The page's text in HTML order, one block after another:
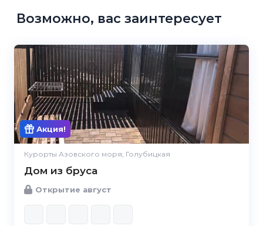
Возможно, вас заинтересует
Акция!
Курорты Азовского моря, Голубицкая
Дом из бруса
Открытие август